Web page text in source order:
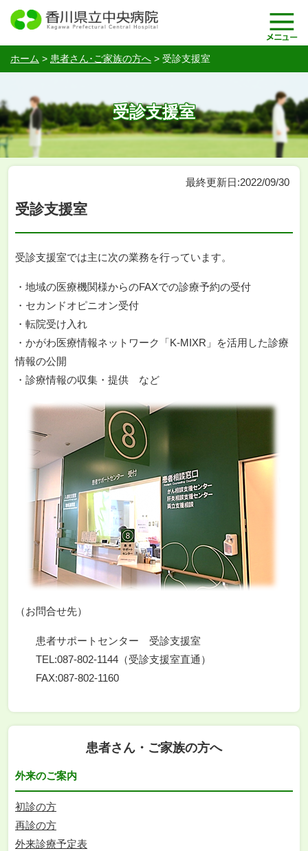
ホーム > 患者さん･ご家族の方へ > 受診支援室
受診支援室
最終更新日:2022/09/30
受診支援室
受診支援室では主に次の業務を行っています。
・地域の医療機関様からのFAXでの診療予約の受付
・セカンドオピニオン受付
・転院受け入れ
・かがわ医療情報ネットワーク「K-MIXR」を活用した診療
情報の公開
・診療情報の収集・提供 など
（お問合せ先）
患者サポートセンター 受診支援室
TEL:087-802-1144（受診支援室直通）
FAX:087-802-1160
患者さん・ご家族の方へ
外来のご案内
初診の方
再診の方
外来診療予定表